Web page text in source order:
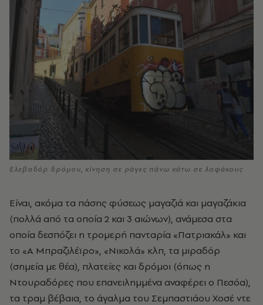
Ελεβαδόρ δρόμου, κίνηση σε ράγες πάνω κάτω σε λοφάκους
Είναι, ακόμα τα πάσης φύσεως μαγαζιά και μαγαζάκια
(πολλά από τα οποία 2 και 3 αιώνων), ανάμεσα στα
οποία δεσπόζει η τρομερή πανταρία «Πατριακάλ» και
το «Α Μπραζιλέϊρο», «Νικολά» κλπ, τα μιραδόρ
(σημεία με θέα), πλατείες και δρόμοι (όπως η
Ντουραδόρες που επανειλημμένα αναφέρει ο Πεσόα),
τα τραμ βέβαια, το άγαλμα του Σεμπαστιάου Χοσέ ντε